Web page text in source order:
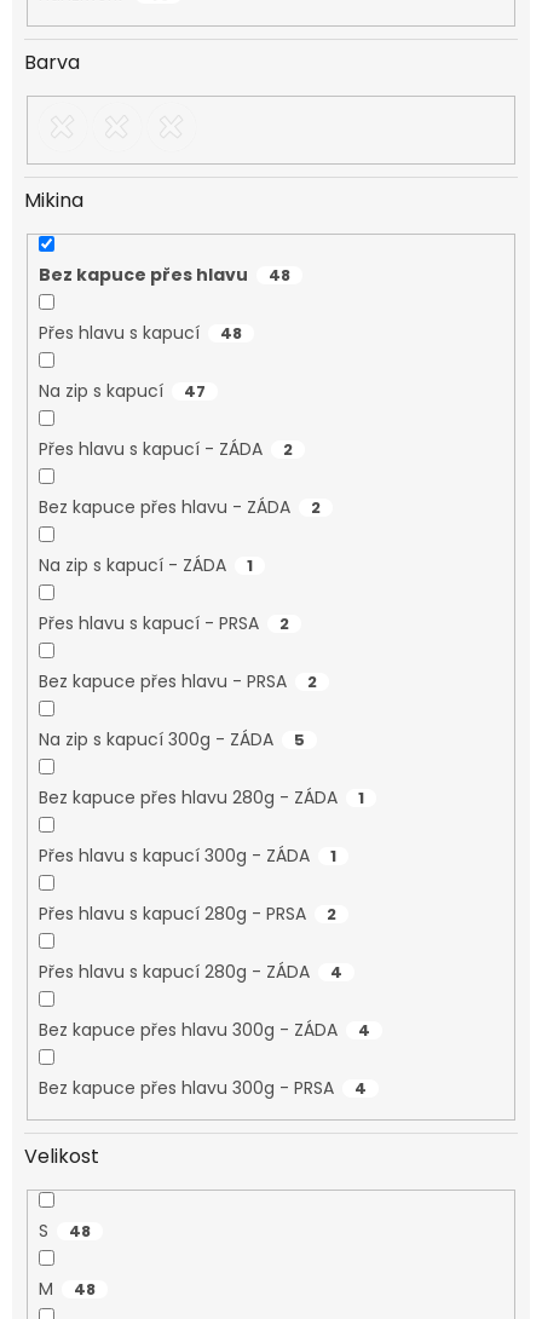
Barva
Mikina
Bez kapuce přes hlavu 48
Přes hlavu s kapucí 48
Na zip s kapucí 47
Přes hlavu s kapucí - ZÁDA 2
Bez kapuce přes hlavu - ZÁDA 2
Na zip s kapucí - ZÁDA 1
Přes hlavu s kapucí - PRSA 2
Bez kapuce přes hlavu - PRSA 2
Na zip s kapucí 300g - ZÁDA 5
Bez kapuce přes hlavu 280g - ZÁDA 1
Přes hlavu s kapucí 300g - ZÁDA 1
Přes hlavu s kapucí 280g - PRSA 2
Přes hlavu s kapucí 280g - ZÁDA 4
Bez kapuce přes hlavu 300g - ZÁDA 4
Bez kapuce přes hlavu 300g - PRSA 4
Velikost
S 48
M 48